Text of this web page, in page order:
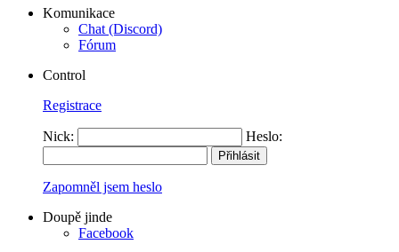
Komunikace
Chat (Discord)
Fórum
Control
Registrace
Nick: Heslo:
Zapomněl jsem heslo
Doupě jinde
Facebook